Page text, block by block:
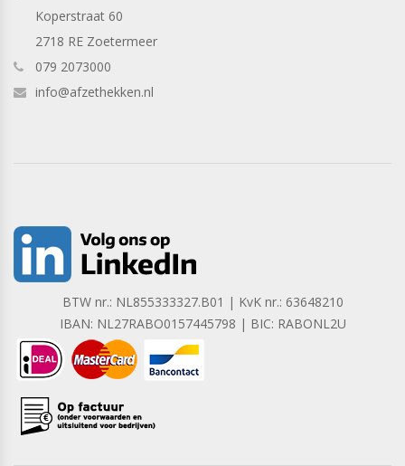
Koperstraat 60
2718 RE Zoetermeer
079 2073000
info@afzethekken.nl
BTW nr.: NL855333327.B01 | KvK nr.: 63648210
IBAN: NL27RABO0157445798 | BIC: RABONL2U